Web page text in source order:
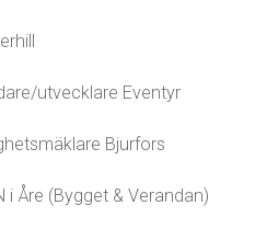
utvecklare Eventyr
Bjurfors
i Åre (Bygget & Verandan)